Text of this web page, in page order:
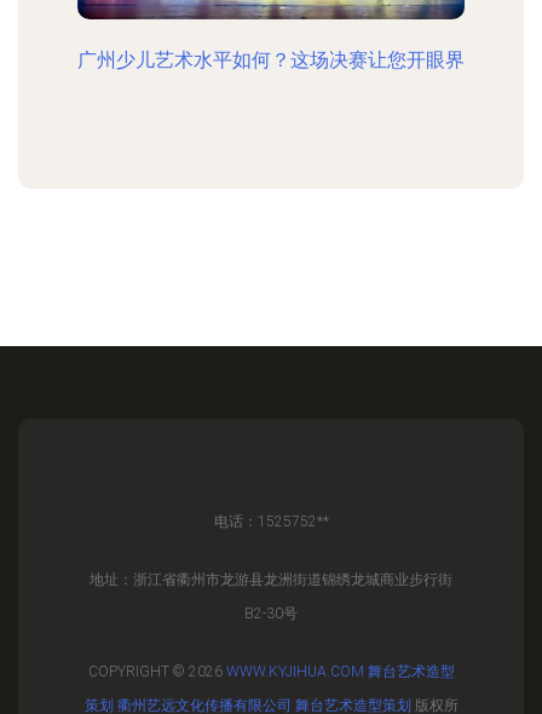
广州少儿艺术水平如何？这场决赛让您开眼界
电话：1525752**
地址：浙江省衢州市龙游县龙洲街道锦绣龙城商业步行街
B2-30号
COPYRIGHT © 2026 WWW.KYJIHUA.COM 舞台艺术造型
策划 衢州艺远文化传播有限公司 舞台艺术造型策划 版权所